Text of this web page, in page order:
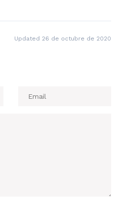
Updated 26 de octubre de 2020